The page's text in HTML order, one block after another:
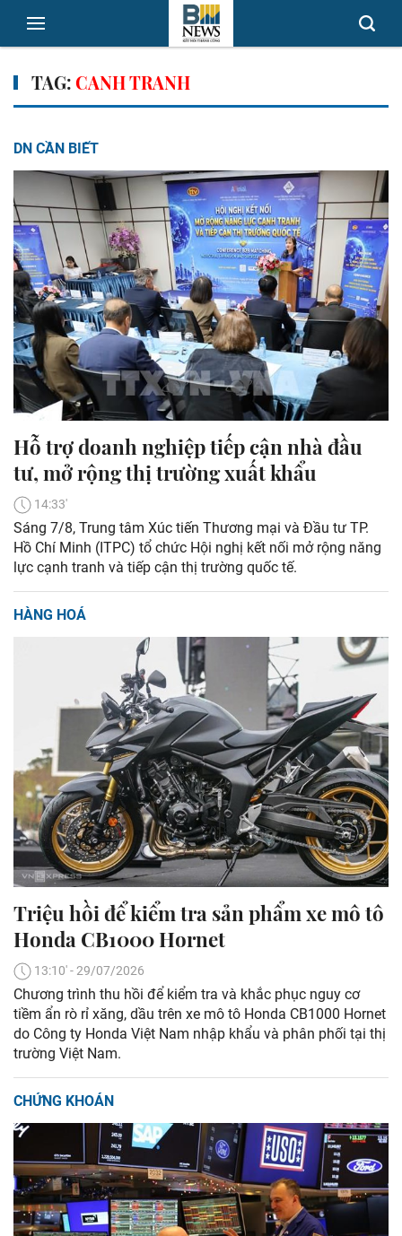
TAG:CANH TRANH
DN CẦN BIẾT
Hỗ trợ doanh nghiệp tiếp cận nhà đầu
tư, mở rộng thị trường xuất khẩu
14:33'
Sáng 7/8, Trung tâm Xúc tiến Thương mại và Đầu tư TP.
Hồ Chí Minh (ITPC) tổ chức Hội nghị kết nối mở rộng năng
lực cạnh tranh và tiếp cận thị trường quốc tế.
HÀNG HOÁ
Triệu hồi để kiểm tra sản phẩm xe mô tô
Honda CB1000 Hornet
13:10' - 29/07/2026
Chương trình thu hồi để kiểm tra và khắc phục nguy cơ
tiềm ẩn rò rỉ xăng, dầu trên xe mô tô Honda CB1000 Hornet
do Công ty Honda Việt Nam nhập khẩu và phân phối tại thị
trường Việt Nam.
CHỨNG KHOÁN